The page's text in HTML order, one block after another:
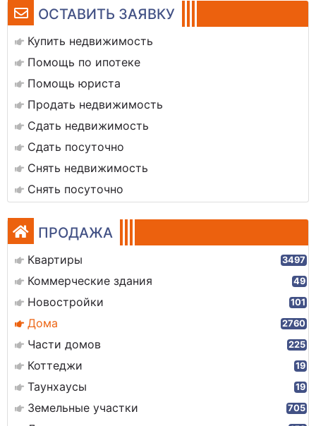
ОСТАВИТЬ ЗАЯВКУ
Купить недвижимость
Помощь по ипотеке
Помощь юриста
Продать недвижимость
Сдать недвижимость
Сдать посуточно
Снять недвижимость
Снять посуточно
ПРОДАЖА
Квартиры 3497
Коммерческие здания 49
Новостройки 101
Дома 2760
Части домов 225
Коттеджи 19
Таунхаусы 19
Земельные участки 705